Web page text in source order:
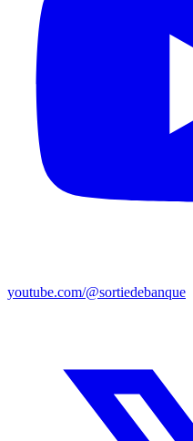
youtube.com/@sortiedebanque